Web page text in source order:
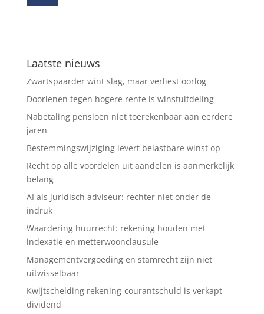
Laatste nieuws
Zwartspaarder wint slag, maar verliest oorlog
Doorlenen tegen hogere rente is winstuitdeling
Nabetaling pensioen niet toerekenbaar aan eerdere
jaren
Bestemmingswijziging levert belastbare winst op
Recht op alle voordelen uit aandelen is aanmerkelijk
belang
AI als juridisch adviseur: rechter niet onder de
indruk
Waardering huurrecht: rekening houden met
indexatie en metterwoonclausule
Managementvergoeding en stamrecht zijn niet
uitwisselbaar
Kwijtschelding rekening-courantschuld is verkapt
dividend